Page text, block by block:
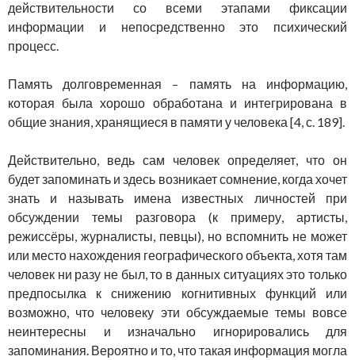
действительности со всеми этапами фиксации
информации и непосредственно это психический
процесс.
Память долговременная – память на информацию,
которая была хорошо обработана и интегрирована в
общие знания, хранящиеся в памяти у человека [4, с. 189].
Действительно, ведь сам человек определяет, что он
будет запоминать и здесь возникает сомнение, когда хочет
знать и называть имена известных личностей при
обсуждении темы разговора (к примеру, артисты,
режиссёры, журналисты, певцы), но вспомнить не может
или место нахождения географического объекта, хотя там
человек ни разу не был, то в данных ситуациях это только
предпосылка к снижению когнитивных функций или
возможно, что человеку эти обсуждаемые темы вовсе
неинтересны и изначально игнорировались для
запоминания. Вероятно и то, что такая информация могла